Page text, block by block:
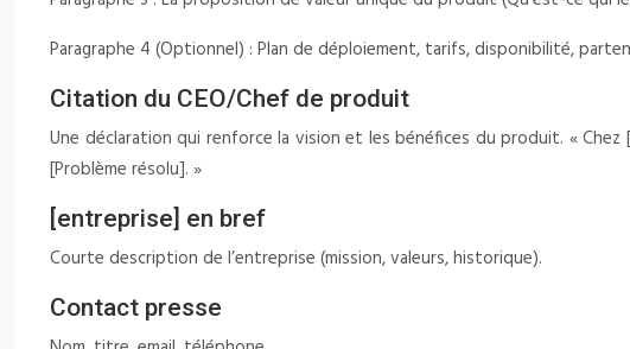
Paragraphe 4 (Optionnel) : Plan de déploiement, tarifs, disponibilité,
Citation du CEO/Chef de produit
Une déclaration qui renforce la vision et les bénéfices du produit. «
[Problème résolu]. »
[entreprise] en bref
Courte description de l’entreprise (mission, valeurs, historique).
Contact presse